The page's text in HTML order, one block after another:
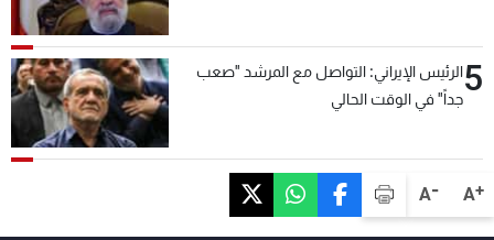
A+
A-
5الرئيس الإيراني: التواصل مع المرشد "صعب
جداً" في الوقت الحالي